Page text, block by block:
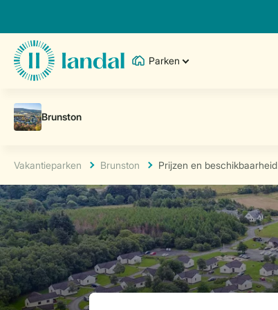
Parken
Vakantieparken Brunston Prijzen en beschikbaarheid